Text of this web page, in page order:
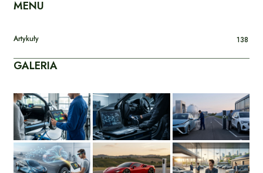
MENU
Artykuły 138
GALERIA